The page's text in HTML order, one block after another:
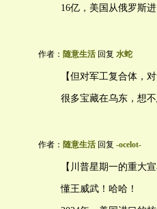
16亿，美国从俄罗斯进
作者： 随意生活 回复 水蛇
【但对军工复合体，
很多宝藏在乌东，想
作者： 随意生活 回复 -ocelot-
【川普星期一的重大
懂王威武！哈哈！